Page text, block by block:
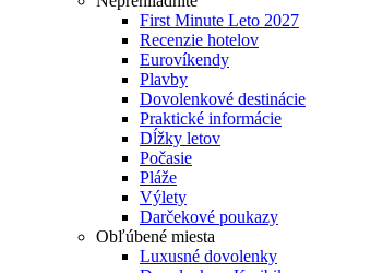
First Minute Leto 2027
Recenzie hotelov
Eurovíkendy
Plavby
Dovolenkové destinácie
Praktické informácie
Dĺžky letov
Počasie
Pláže
Výlety
Darčekové poukazy
Obľúbené miesta
Luxusné dovolenky